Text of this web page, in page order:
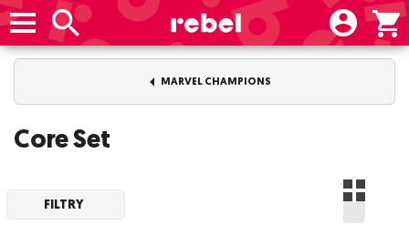
MARVEL CHAMPIONS
Core Set
FILTRY